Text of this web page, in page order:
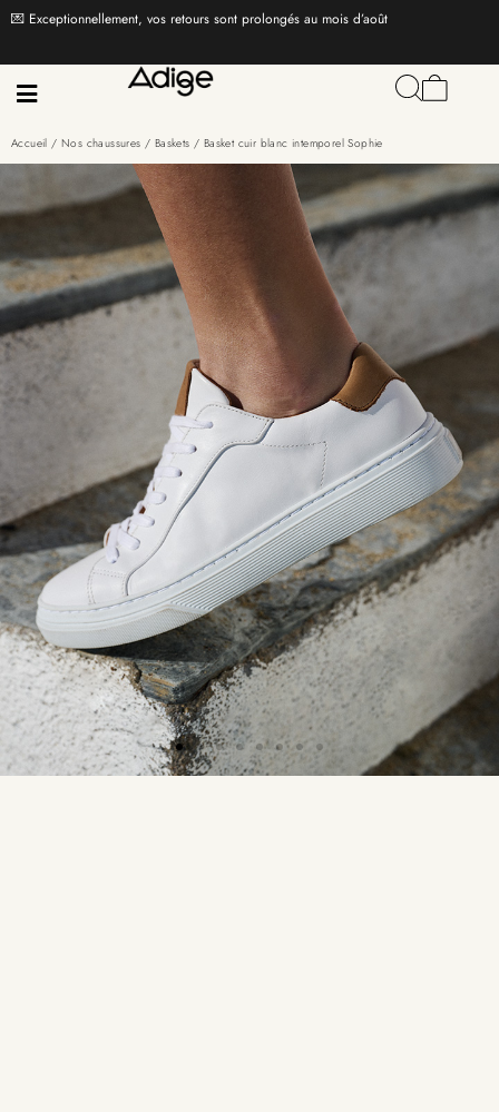
💌 Exceptionnellement, vos retours sont prolongés au mois d’août
Accueil /Nos chaussures / Baskets / Basket cuir blanc intemporel Sophie